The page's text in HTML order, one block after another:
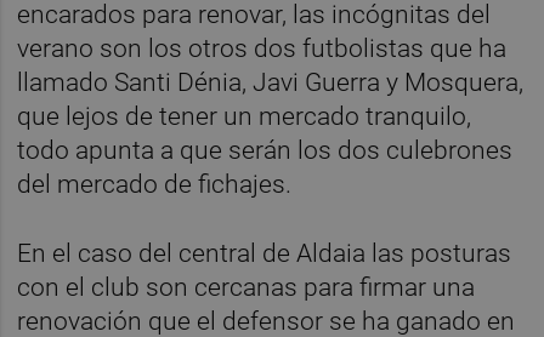
encarados para renovar, las incógnitas del
verano son los otros dos futbolistas que ha
llamado Santi Dénia, Javi Guerra y Mosquera,
que lejos de tener un mercado tranquilo,
todo apunta a que serán los dos culebrones
del mercado de fichajes.
En el caso del central de Aldaia las posturas
con el club son cercanas para firmar una
renovación que el defensor se ha ganado en